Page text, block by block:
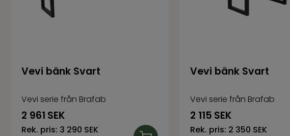
Vevi bänk Svart
Vevi serie från Brafab
2 961 SEK
Rek. pris: 3 290 SEK
Vevi bänk Svart
Vevi serie från Brafab
2 115 SEK
Rek. pris: 2 350 SEK